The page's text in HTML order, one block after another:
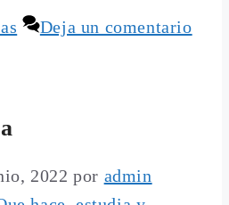
Deja un comentario
2022 por admin